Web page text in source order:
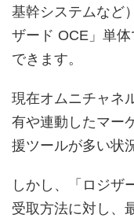
基幹システムなど
ザード OCE」単
できます。
現在オムニチャネ
有や連動したマー
援ツールが多い状
しかし、「ロジザ
受取方法に対し、